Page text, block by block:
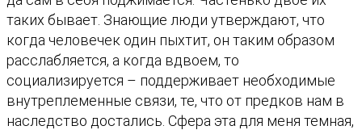
т
о
л
б
и
к
таких бывает. Знающие люди утверждают, что
когда человечек один пыхтит, он таким образом
расслабляется, а когда вдвоем, то
социализируется – поддерживает необходимые
внутреплеменные связи, те, что от предков нам в
наследство достались. Сфера эта для меня темная,